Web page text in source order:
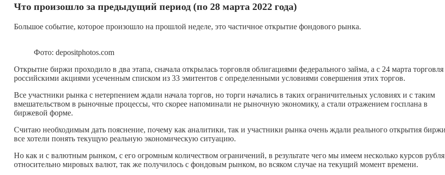
Что произошло за предыдущий период (по 28 марта 2022 года)
Большое событие, которое произошло на прошлой неделе, это частичное открытие фондового рынка.
Фото: depositphotos.com
Открытие биржи проходило в два этапа, сначала открылась торговля облигациями федерального займа, а с 24 марта торговля
российскими акциями усеченным списком из 33 эмитентов с определенными условиями совершения этих торгов.
Все участники рынка с нетерпением ждали начала торгов, но торги начались в таких ограничительных условиях и с таким
вмешательством в рыночные процессы, что скорее напоминали не рыночную экономику, а стали отражением госплана в
биржевой форме.
Считаю необходимым дать пояснение, почему как аналитики, так и участники рынка очень ждали реального открытия
все хотели понять текущую реальную экономическую ситуацию.
Но как и с валютным рынком, с его огромным количеством ограничений, в результате чего мы имеем несколько курсов рубля
относительно мировых валют, так же получилось с фондовым рынком, во всяком случае на текущий момент времени.